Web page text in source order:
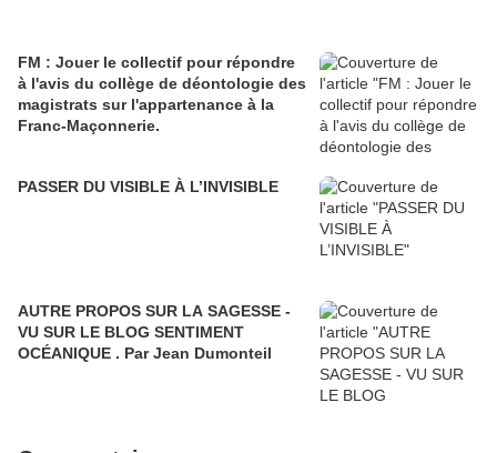
FM : Jouer le collectif pour répondre
à l'avis du collège de déontologie des
magistrats sur l'appartenance à la
Franc-Maçonnerie.
PASSER DU VISIBLE À L’INVISIBLE
AUTRE PROPOS SUR LA SAGESSE -
VU SUR LE BLOG SENTIMENT
OCÉANIQUE . Par Jean Dumonteil